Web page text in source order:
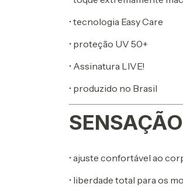
• tecnologia Easy Care
• proteção UV 50+
• Assinatura LIVE!
• produzido no Brasil
• ajuste confortável ao
• liberdade total para os